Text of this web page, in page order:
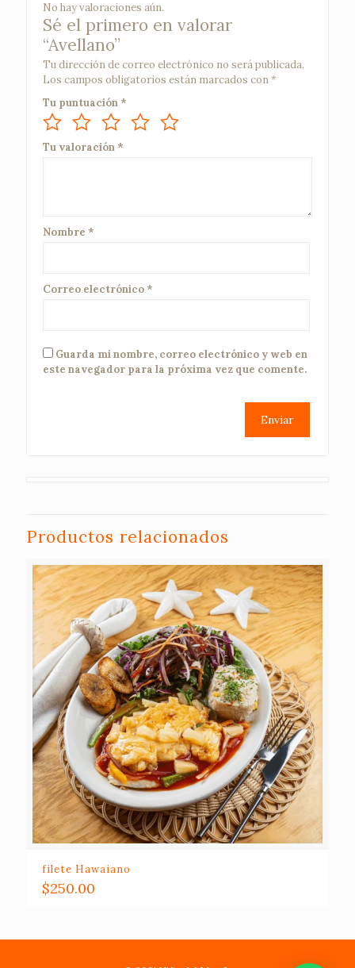
No hay valoraciones aún.
Sé el primero en valorar
“Avellano”
Tu dirección de correo electrónico no será publicada.
Los campos obligatorios están marcados con*
Tu puntuación *
Tu valoración *
Nombre *
Correo electrónico *
Guarda mi nombre, correo electrónico y web en
este navegador para la próxima vez que comente.
Productos relacionados
filete Hawaiano
$250.00